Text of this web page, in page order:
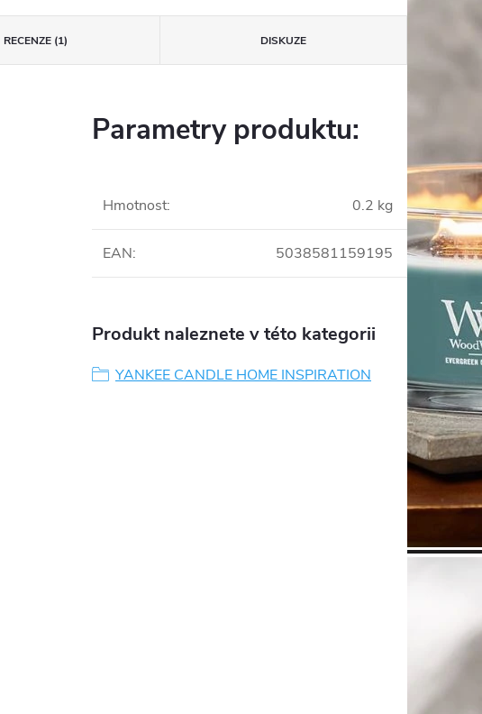
RECENZE (1) DISKUZE
Parametry produktu:
Hmotnost: 0.2 kg
EAN: 5038581159195
Produkt naleznete v této kategorii
YANKEE CANDLE HOME INSPIRATION